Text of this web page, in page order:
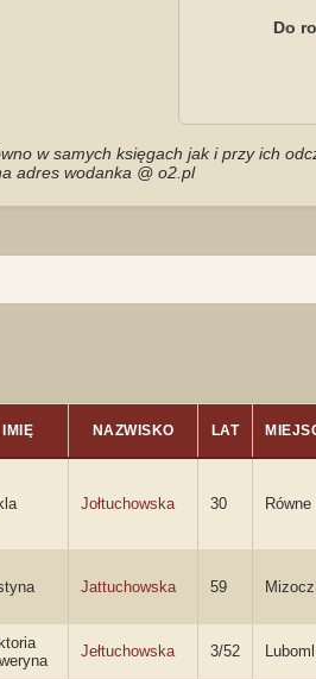
Do
w samych księgach jak i przy ich
adres wodanka @ o2.pl
IMIĘ NAZWISKO LAT
Jołtuchowska 30 Równe
Jattuchowska 59 Mizocz
Jełtuchowska 3/52 Luboml